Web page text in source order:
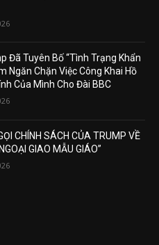
Đã Tuyên Bố “Tình Trạng Khẩn
Ngăn Chặn Việc Công Khai Hồ
Của Mình Cho Đài BBC
CHÍNH SÁCH CỦA TRUMP VỀ
GIAO MẪU GIÁO”